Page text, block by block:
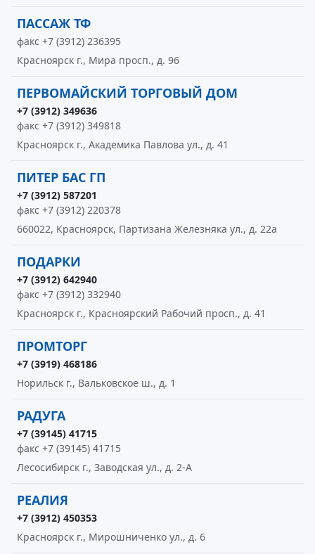
ПАССАЖ ТФ
факс +7 (3912) 236395
Красноярск г., Мира просп., д. 96
ПЕРВОМАЙСКИЙ ТОРГОВЫЙ ДОМ
+7 (3912) 349636
факс +7 (3912) 349818
Красноярск г., Академика Павлова ул., д. 41
ПИТЕР БАС ГП
+7 (3912) 587201
факс +7 (3912) 220378
660022, Красноярск, Партизана Железняка ул., д. 22а
ПОДАРКИ
+7 (3912) 642940
факс +7 (3912) 332940
Красноярск г., Красноярский Рабочий просп., д. 41
ПРОМТОРГ
+7 (3919) 468186
Норильск г., Вальковское ш., д. 1
РАДУГА
+7 (39145) 41715
факс +7 (39145) 41715
Лесосибирск г., Заводская ул., д. 2-А
РЕАЛИЯ
+7 (3912) 450353
Красноярск г., Мирошниченко ул., д. 6